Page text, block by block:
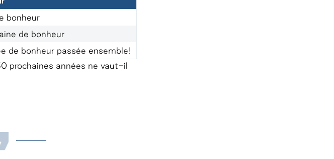
bonheur
de bonheur
de bonheur passée ensemble!
prochaines années ne vaut-il